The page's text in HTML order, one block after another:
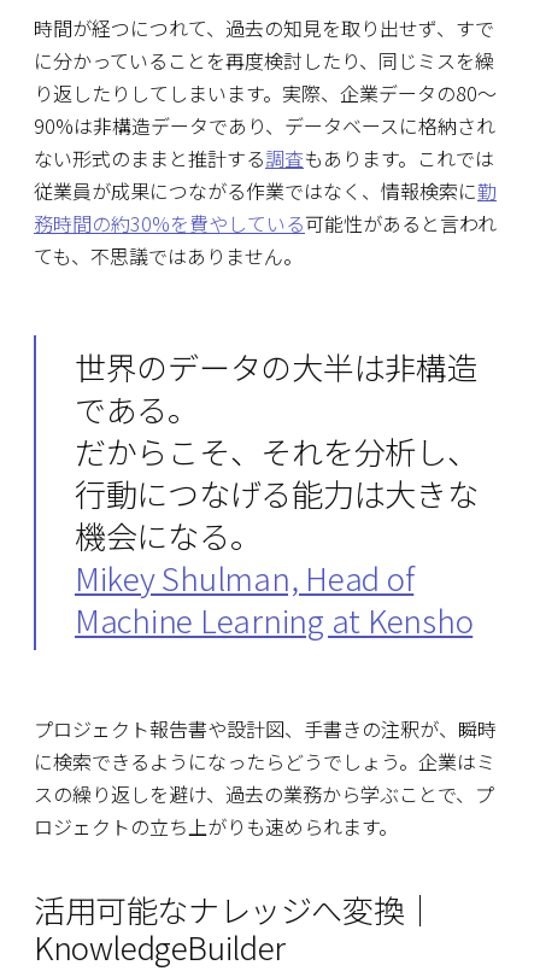
教えてく
ださい。
時間が経つにつれて、過去の知見を取り出せず、すで
に分かっていることを再度検討したり、同じミスを繰
り返したりしてしまいます。実際、企業データの80〜
90%は非構造データであり、データベースに格納され
ない形式のままと推計する調査もあります。これでは
従業員が成果につながる作業ではなく、情報検索に勤
務時間の約30%を費やしている可能性があると言われ
ても、不思議ではありません。
世界のデータの大半は非構造
である。
だからこそ、それを分析し、
行動につなげる能力は大きな
機会になる。
Mikey Shulman, Head of
Machine Learning at Kensho
プロジェクト報告書や設計図、手書きの注釈が、瞬時
に検索できるようになったらどうでしょう。企業はミ
スの繰り返しを避け、過去の業務から学ぶことで、プ
ロジェクトの立ち上がりも速められます。
活用可能なナレッジへ変換｜
KnowledgeBuilder